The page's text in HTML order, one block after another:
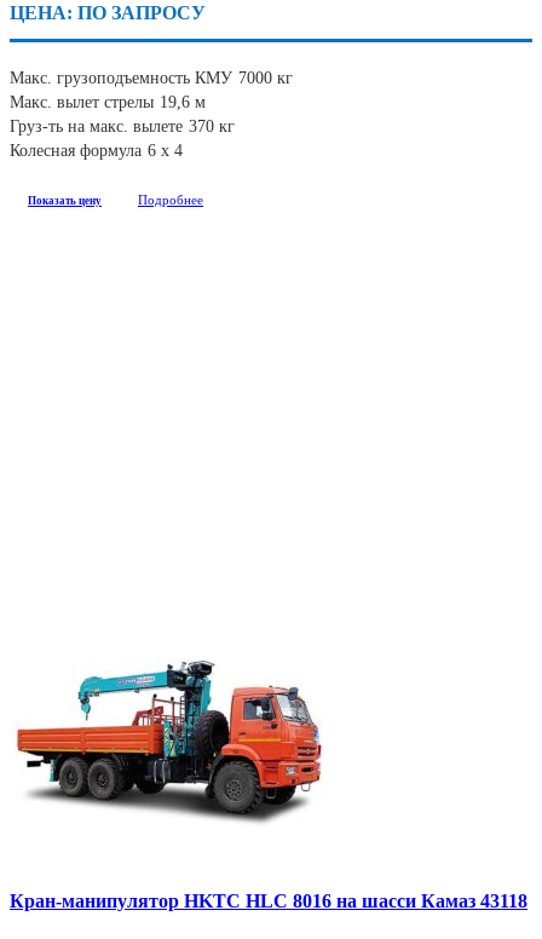
ЦЕНА: ПО ЗАПРОСУ
Макс. грузоподъемность КМУ 7000 кг
Макс. вылет стрелы 19,6 м
Груз-ть на макс. вылете 370 кг
Колесная формула 6 х 4
Показать цену Подробнее
Кран-манипулятор HKTC HLC 8016 на шасси Камаз 43118